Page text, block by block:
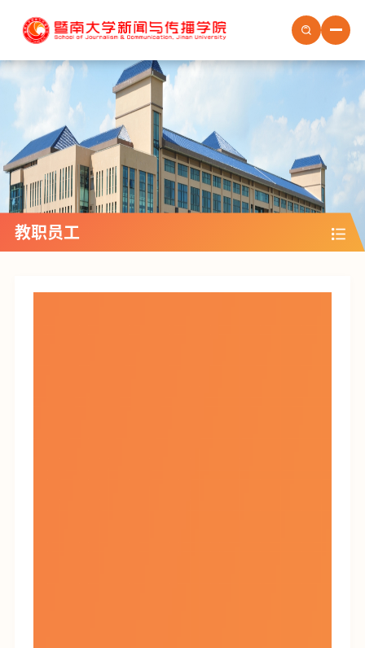
首页
学院概况
学院新闻
学院党建
学生培养
教职员工
教职员工